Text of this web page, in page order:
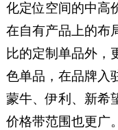
化定位空间的中高
在自有产品上的布
比的定制单品外，
色单品，在品牌入
蒙牛、伊利、新希
价格带范围也更广。